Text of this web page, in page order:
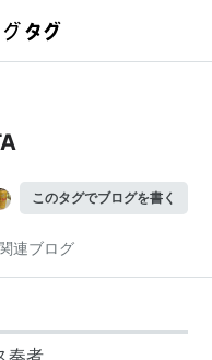
このタグでブログを書く
連ブログ
者。